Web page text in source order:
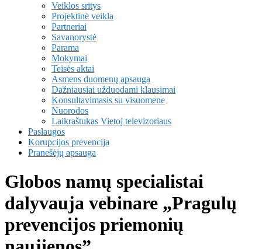
Veiklos sritys
Projektinė veikla
Partneriai
Savanorystė
Parama
Mokymai
Teisės aktai
Asmens duomenų apsauga
Dažniausiai užduodami klausimai
Konsultavimasis su visuomene
Nuorodos
Laikraštukas Vietoj televizoriaus
Paslaugos
Korupcijos prevencija
Pranešėjų apsauga
Globos namų specialistai
dalyvauja vebinare „Pragulų
prevencijos priemonių